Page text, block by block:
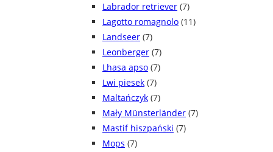
Labrador retriever (7)
Lagotto romagnolo (11)
Landseer (7)
Leonberger (7)
Lhasa apso (7)
Lwi piesek (7)
Maltańczyk (7)
Mały Münsterländer (7)
Mastif hiszpański (7)
Mops (7)